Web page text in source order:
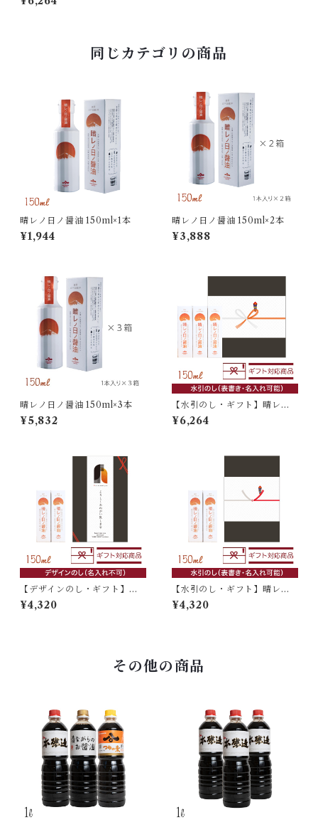
同じカテゴリの商品
晴レノ日ノ醤油 150ml×1本
¥1,944
晴レノ日ノ醤油 150ml×2本
¥3,888
晴レノ日ノ醤油 150ml×3本
¥5,832
【水引のし・ギフト】晴レノ
日ノ醤油 150ml×3本入
¥6,264
【デザインのし・ギフト】晴
レノ日ノ醤油 150ml×2本入
¥4,320
【水引のし・ギフト】晴レノ
日ノ醤油 150ml×2本入
¥4,320
その他の商品